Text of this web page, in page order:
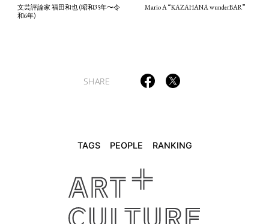
POLITICS REVIEWS ARTICLES
文芸評論家 福田和也 (昭和35年〜令
和6年)
Mario A “KAZAHANA wunderBAR”
SHARE
TAGS PEOPLE RANKING